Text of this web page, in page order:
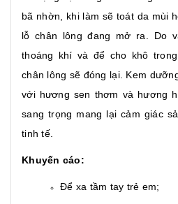
bã nhờn, khi làm sẽ toát da mùi
lỗ chân lông đang mở ra. Do
thoáng khí và để cho khô
chân lông sẽ đóng lại. Kem
với hương sen thơm và hương
sang trọng mang lại cảm giác
tinh tế.
Khuyến cáo:
Để xa tầm tay trẻ em;